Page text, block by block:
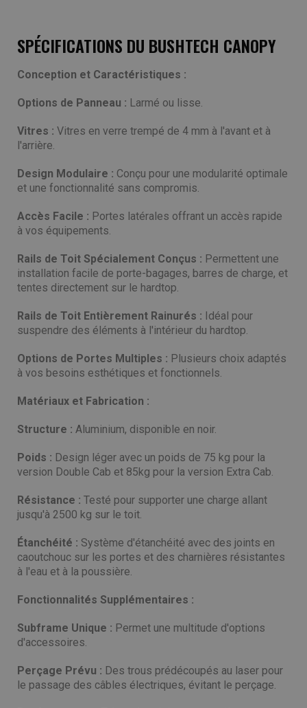
SPÉCIFICATIONS DU BUSHTECH CANOPY
Conception et Caractéristiques :
Options de Panneau : Larmé ou lisse.
Vitres : Vitres en verre trempé de 4 mm à l'avant et à
l'arrière.
Design Modulaire : Conçu pour une modularité optimale
et une fonctionnalité sans compromis.
Accès Facile : Portes latérales offrant un accès rapide
à vos équipements.
Rails de Toit Spécialement Conçus : Permettent une
installation facile de porte-bagages, barres de charge, et
tentes directement sur le hardtop.
Rails de Toit Entièrement Rainurés : Idéal pour
suspendre des éléments à l'intérieur du hardtop.
Options de Portes Multiples : Plusieurs choix adaptés
à vos besoins esthétiques et fonctionnels.
Matériaux et Fabrication :
Structure : Aluminium, disponible en noir.
Poids : Design léger avec un poids de 75 kg pour la
version Double Cab et 85kg pour la version Extra Cab.
Résistance : Testé pour supporter une charge allant
jusqu'à 2500 kg sur le toit.
Étanchéité : Système d'étanchéité avec des joints en
caoutchouc sur les portes et des charnières résistantes
à l'eau et à la poussière.
Fonctionnalités Supplémentaires :
Subframe Unique : Permet une multitude d'options
d'accessoires.
Perçage Prévu : Des trous prédécoupés au laser pour
le passage des câbles électriques, évitant le perçage.